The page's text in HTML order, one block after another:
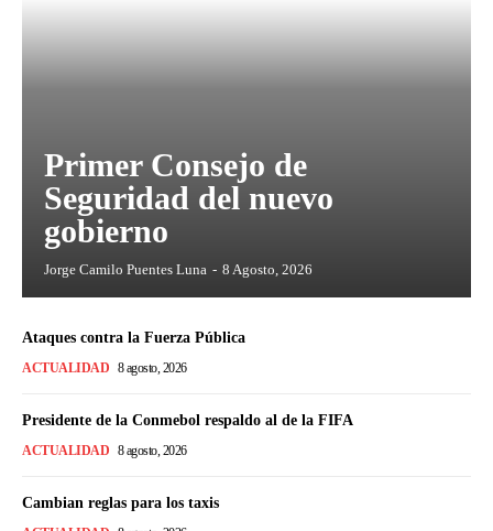
Primer Consejo de
Seguridad del nuevo
gobierno
Jorge Camilo Puentes Luna - 8 Agosto, 2026
Ataques contra la Fuerza Pública
ACTUALIDAD 8 agosto, 2026
Presidente de la Conmebol respaldo al de la FIFA
ACTUALIDAD 8 agosto, 2026
Cambian reglas para los taxis